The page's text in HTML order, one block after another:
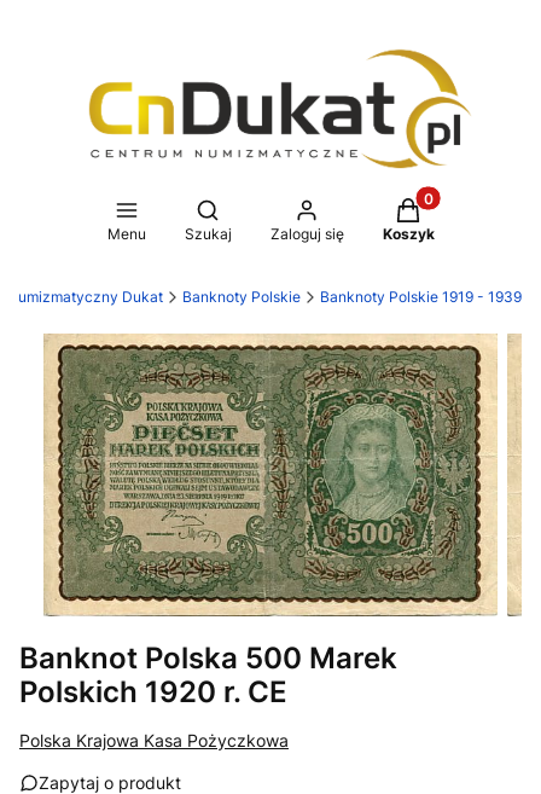
Menu
Otwórz wyszukiwarkę
Szukaj Zaloguj się
Produkty w
Koszyk
numizmatyczny Dukat Banknoty Polskie Banknoty Polskie 1919 - 1939
Banknot Polska 500 Marek
Polskich 1920 r. CE
Polska Krajowa Kasa Pożyczkowa
Zapytaj o produkt